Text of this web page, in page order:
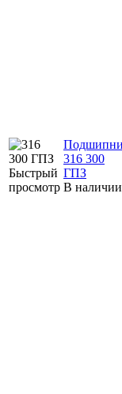
Быстрый
просмотр
316 300
ГПЗ
В наличии